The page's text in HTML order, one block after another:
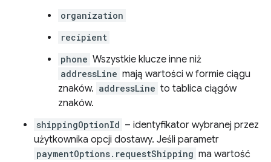
organization
recipient
phone Wszystkie klucze inne niż
addressLine mają wartości w formie ciągu
znaków. addressLine to tablica ciągów
znaków.
shippingOptionId – identyfikator wybranej przez
użytkownika opcji dostawy. Jeśli parametr
paymentOptions.requestShipping ma wartość